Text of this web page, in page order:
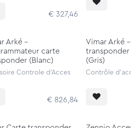
€ 327,46
Arké -
carte
(Blanc)
Controle d'Acces
€ 826,84
Vimar Arké
transponder
(Gris)
Contrôle